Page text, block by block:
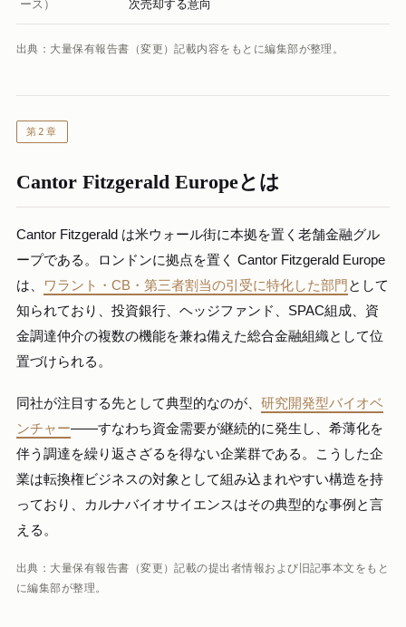
ース）
次売却する意向
出典：大量保有報告書（変更）記載内容をもとに編集部が整理。
第2章
Cantor Fitzgerald Europeとは
Cantor Fitzgerald は米ウォール街に本拠を置く老舗金融グル
ープである。ロンドンに拠点を置く Cantor Fitzgerald Europe
は、
ワラント・CB・第三者割当の引受に特化した部門 として
知られており、投資銀行、ヘッジファンド、SPAC組成、資
金調達仲介の複数の機能を兼ね備えた総合金融組織として位
置づけられる。
同社が注目する先として典型的なのが、 研究開発型バイオベ
ンチャー——すなわち資金需要が継続的に発生し、希薄化を
伴う調達を繰り返さざるを得ない企業群である。こうした企
業は転換権ビジネスの対象として組み込まれやすい構造を持
っており、カルナバイオサイエンスはその典型的な事例と言
える。
出典：大量保有報告書（変更）記載の提出者情報および旧記事本文をもと
に編集部が整理。